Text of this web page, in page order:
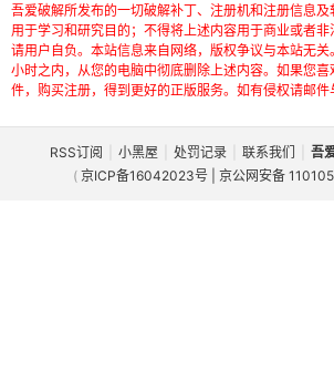
吾爱破解所发布的一切破解补丁、注册机和注册信息
用于学习和研究目的；不得将上述内容用于商业或者
请用户自负。本站信息来自网络，版权争议与本站无
小时之内，从您的电脑中彻底删除上述内容。如果您
件，购买注册，得到更好的正版服务。如有侵权请邮件
RSS订阅 小黑屋 处罚记录 联系我们
吾
( 京ICP备16042023号 | 京公网安备